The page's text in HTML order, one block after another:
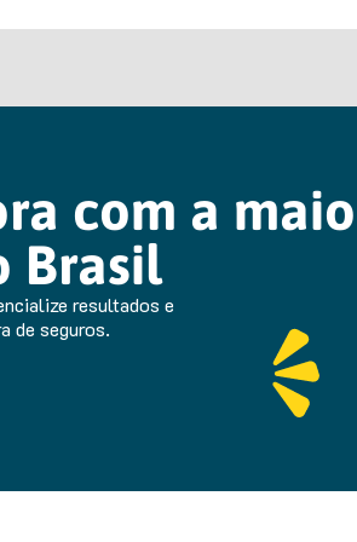
com a
Brasil
resultados e
de seguros.